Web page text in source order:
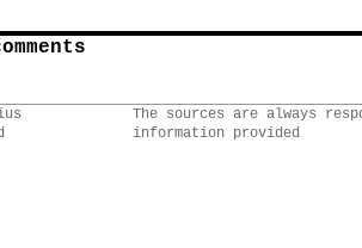
The sources are always
information provided